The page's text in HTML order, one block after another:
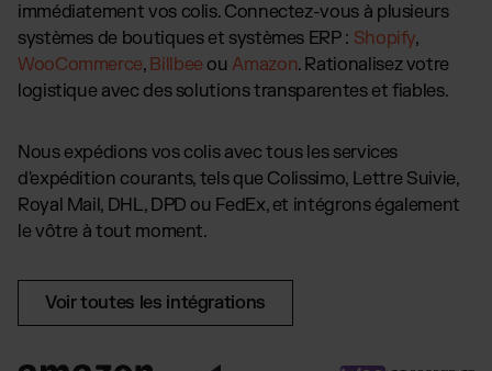
immédiatement vos colis. Connectez-vous à plusieurs
systèmes de boutiques et systèmes ERP : Shopify,
WooCommerce, Billbee ouAmazon. Rationalisez votre
logistique avec des solutions transparentes et fiables.
Nous expédions vos colis avec tous les services
d'expédition courants, tels que Colissimo, Lettre Suivie,
Royal Mail, DHL, DPD ou FedEx, et intégrons également
le vôtre à tout moment.
Voir toutes les intégrations